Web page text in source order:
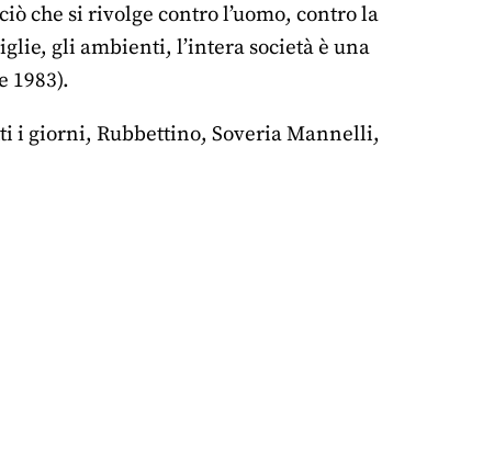
che si rivolge contro l’uomo, contro la
gli ambienti, l’intera società è una
1983).
i giorni, Rubbettino, Soveria Mannelli,